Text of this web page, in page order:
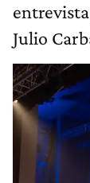
Julio